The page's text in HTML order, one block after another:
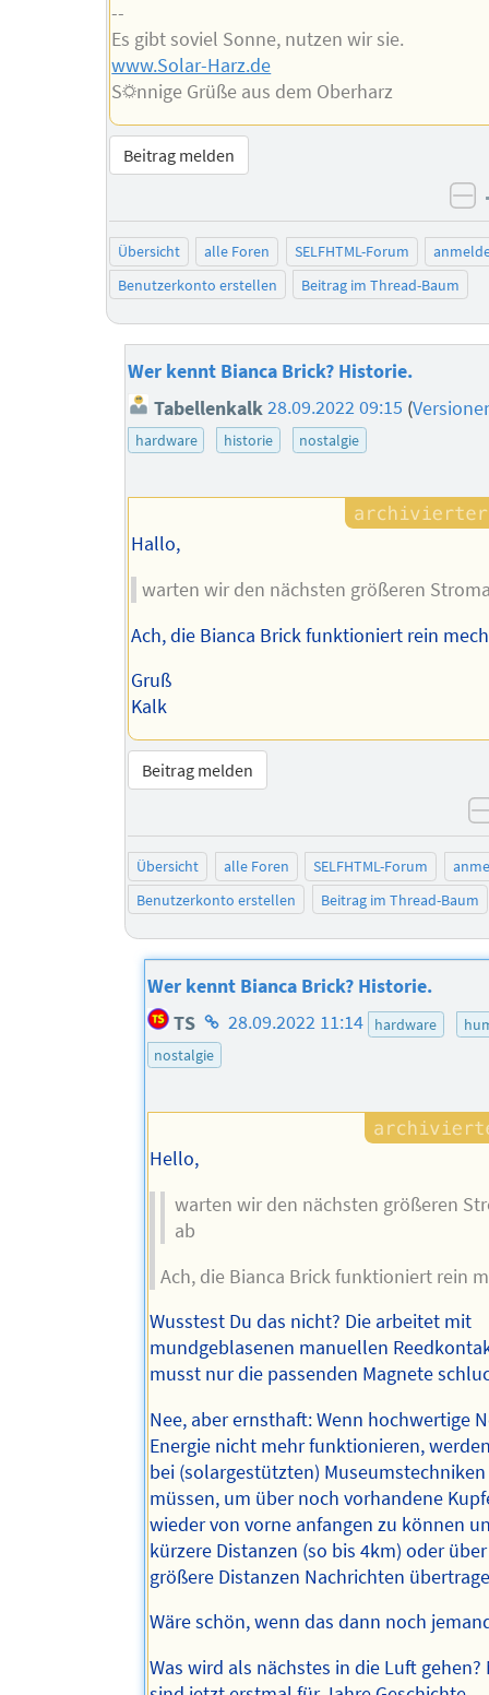
--
Es gibt soviel Sonne, nutzen wir sie.
www.Solar-Harz.de
S☼nnige Grüße aus dem Oberharz
Beitrag melden
Übersicht alle Foren SELFHTML-Forum
Benutzerkonto erstellen
Beitrag im Thread-Baum
Wer kennt Bianca Brick? Historie.
Tabellenkalk28.09.2022 09:15 (
hardware historie nostalgie
Hallo,
warten wir den nächsten größeren
Ach, die Bianca Brick funktioniert rein
Gruß
Kalk
Beitrag melden
Übersicht alle Foren SELFHTML-Forum
Benutzerkonto erstellen
Beitrag im Thread-Baum
Wer kennt Bianca Brick? Historie.
TS Homepage
des
28.09.2022 11:14 hardware
nostalgie
Hello,
warten wir den nächsten größeren
ab
Ach, die Bianca Brick funktioniert rein
Wusstest Du das nicht? Die arbeitet mit
mundgeblasenen manuellen
musst nur die passenden Magnete
Nee, aber ernsthaft: Wenn hochwertige
Energie nicht mehr funktionieren,
bei (solargestützten)
müssen, um über noch vorhandene
wieder von vorne anfangen zu können
kürzere Distanzen (so bis 4km) oder
größere Distanzen Nachrichten
Wäre schön, wenn das dann noch
Was wird als nächstes in die Luft gehen?